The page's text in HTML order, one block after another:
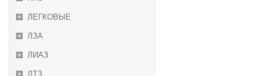
ЛЕГКОВЫЕ
ЛЗА
ЛИАЗ
ЛТЗ